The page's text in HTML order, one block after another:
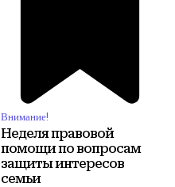
Внимание!
Неделя правовой
помощи по вопросам
защиты интересов
семьи